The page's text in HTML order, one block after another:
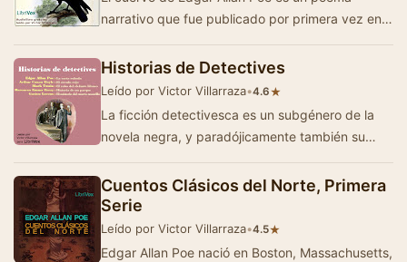
narrativo que fue publicado por primera vez en
Historias de Detectives
Leído por Victor Villarraza•4.6★
La ficción detectivesca es un subgénero de la
novela negra, y paradójicamente también su
Cuentos Clásicos del Norte, Primera
Serie
Leído por Victor Villarraza•4.5★
Edgar Allan Poe nació en Boston, Massachusetts,